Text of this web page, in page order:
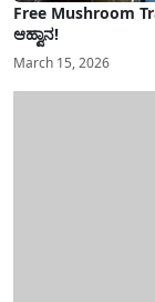
Free Mushroom
ಆಹ್ವಾನ!
March 15, 2026